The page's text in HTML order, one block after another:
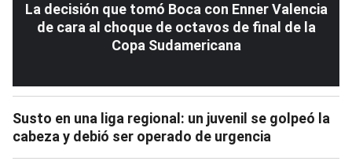
La decisión que tomó Boca con Enner Valencia
de cara al choque de octavos de final de la
Copa Sudamericana
Susto en una liga regional: un juvenil se golpeó la
cabeza y debió ser operado de urgencia